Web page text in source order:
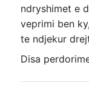
ndryshimet e
veprimi ben
te ndjekur
Disa